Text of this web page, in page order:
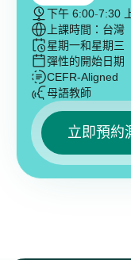
下午 6:00-7:30
上課時間：台灣
星期一和星期三
彈性的開始日期
CEFR-Aligned
母語教師
立即預約